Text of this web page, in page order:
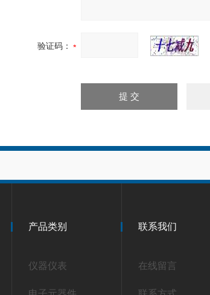
验证码：
产品类别
仪器仪表
联系我们
在线留言